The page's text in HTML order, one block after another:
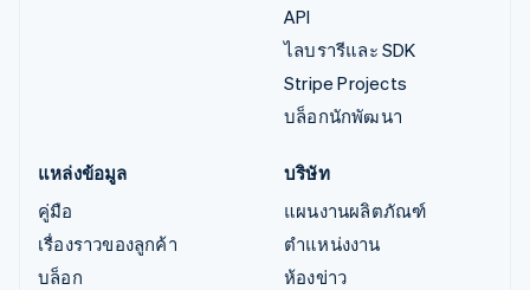
API
ไลบรารีและ SDK
Stripe Projects
บล็อกนักพัฒนา
แหล่งข้อมูล
คู่มือ
เรื่องราวของลูกค้า
บล็อก
บริษัท
แผนงานผลิตภัณฑ์
ตำแหน่งงาน
ห้องข่าว